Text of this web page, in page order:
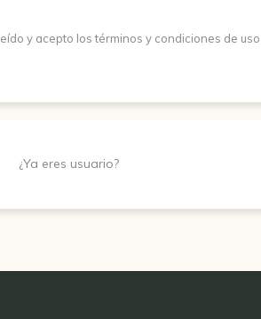
y acepto los términos y condiciones de uso
¿Ya eres usuario?